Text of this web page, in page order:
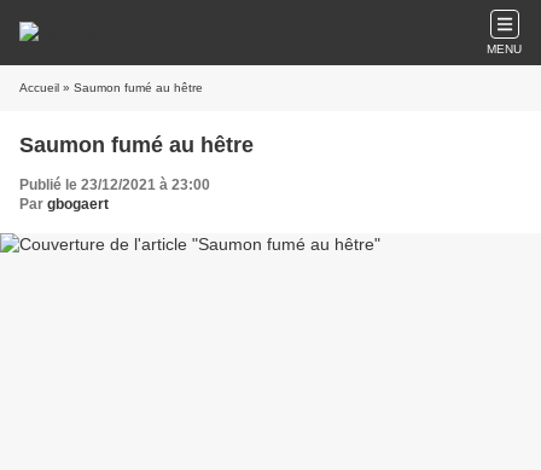
MENU
Accueil » Saumon fumé au hêtre
Saumon fumé au hêtre
Publié le 23/12/2021 à 23:00
Par gbogaert